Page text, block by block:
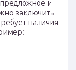
и
заключить
наличия